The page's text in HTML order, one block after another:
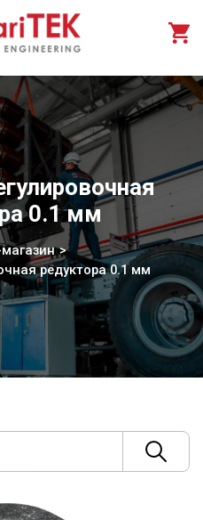
0.1 мм
редуктора 0.1 мм